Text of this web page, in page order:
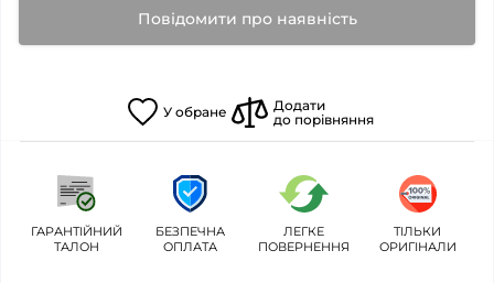
Повідомити про наявність
У обране
Додати
до порівняння
ГАРАНТІЙНИЙ
ТАЛОН
БЕЗПЕЧНА
ОПЛАТА
ЛЕГКЕ
ПОВЕРНЕННЯ
ТІЛЬКИ
ОРИГІНАЛИ